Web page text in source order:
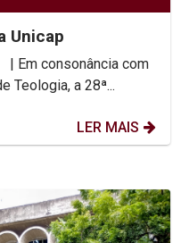
Unicap
Teologia, a 28ª...
LER MAIS